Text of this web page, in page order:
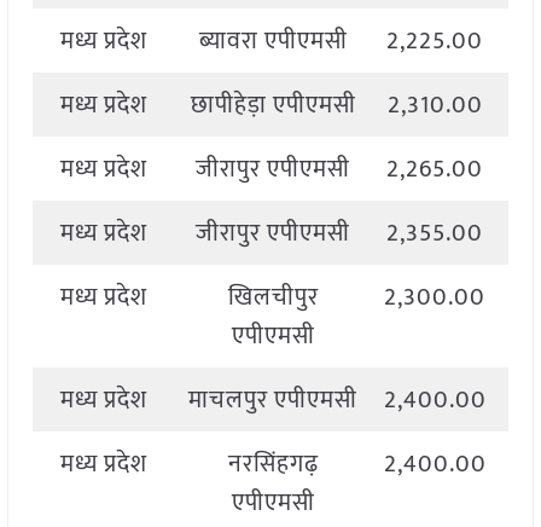
मध्य प्रदेश ब्यावरा एपीएमसी 2,225.00
मध्य प्रदेश
छापीहेड़ा एपीएमसी 2,310.00
मध्य प्रदेश
जीरापुर एपीएमसी 2,265.00
मध्य प्रदेश
जीरापुर एपीएमसी 2,355.00
मध्य प्रदेश
खिलचीपुर
एपीएमसी
2,300.00
मध्य प्रदेश माचलपुर एपीएमसी 2,400.00
मध्य प्रदेश
नरसिंहगढ़
एपीएमसी
2,400.00